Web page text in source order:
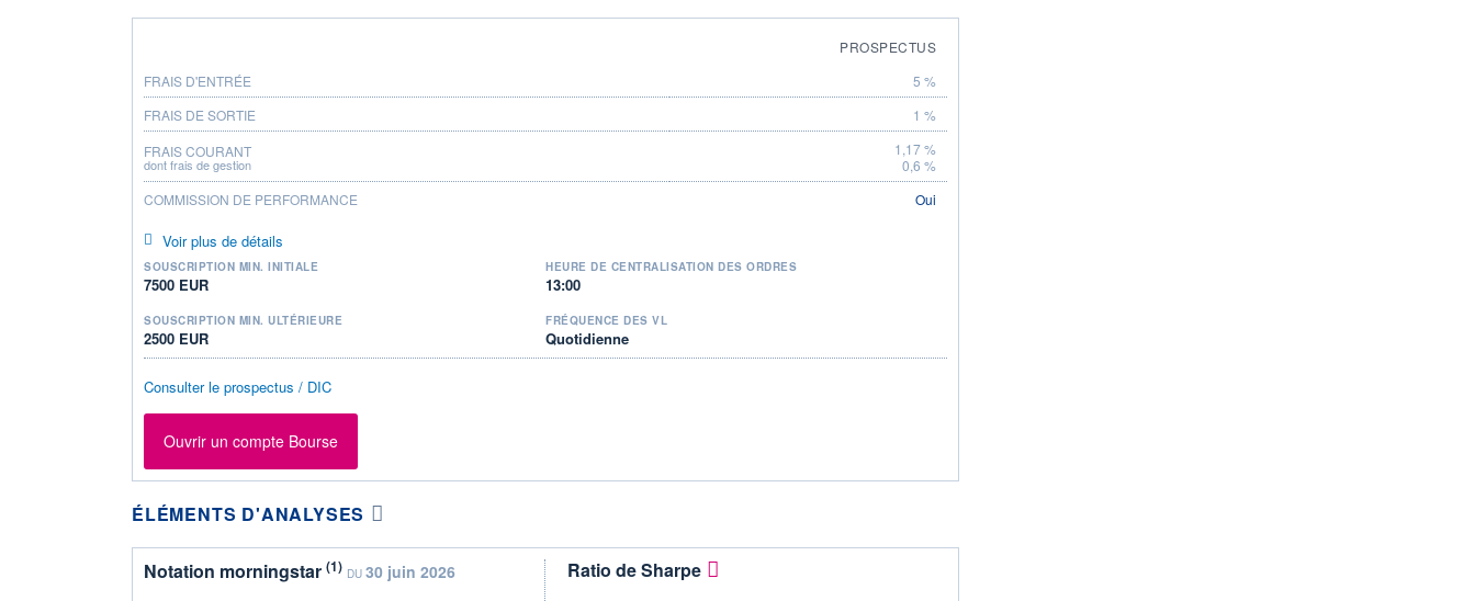
PROSPECTUS
FRAIS D'ENTRÉE
5 %
FRAIS DE SORTIE
1 %
FRAIS COURANT
dont frais de gestion
1,17 %
0,6 %
COMMISSION DE PERFORMANCE
Oui
Voir plus de détails
SOUSCRIPTION MIN. INITIALE
7500 EUR
HEURE DE CENTRALISATION DES ORDRES
13:00
SOUSCRIPTION MIN. ULTÉRIEURE
2500 EUR
FRÉQUENCE DES VL
Quotidienne
Consulter le prospectus / DIC
Ouvrir un compte Bourse
ÉLÉMENTS D'ANALYSES
Notation morningstar (1) DU 30 juin 2026 Ratio de Sharpe